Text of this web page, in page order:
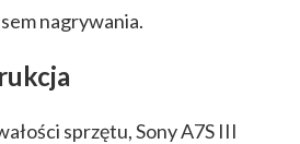
nagrywania.
sprzętu, Sony A7S III